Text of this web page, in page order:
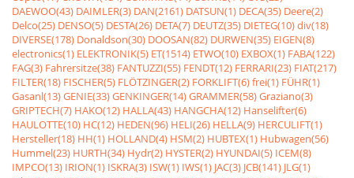
DAEWOO(43) DAIMLER(3) DAN(2161) DATSUN(1) DECA(35) Deere(2)
Delco(25) DENSO(5) DESTA(26) DETA(7) DEUTZ(35) DIETEG(10)div(18)
DIVERSE(178) Donaldson(30) DOOSAN(82) DURWEN(35) EIGEN(8)
electronics(1) ELEKTRONIK(5) ET(1514) ETWO(10) EXBOX(1) FABA(122)
FAG(3) Fahrersitze(38) FANTUZZI(55) FENDT(12) FERRARI(23) FIAT(217)
FILTER(18) FISCHER(5) FLÖTZINGER(2) FORKLIFT(6)frei(1) FÜHR(1)
Gasanl(13)GENIE(33)GENKINGER(14)GRAMMER(58)Graziano(3)
GRIPTECH(7) HAKO(12) HALLA(43) HANGCHA(12) Hanselifter(6)
HAULOTTE(10) HC(12) HEDEN(96) HELI(26) HELLA(9) HERCULIFT(1)
Hersteller(18) HH(1) HOLLAND(4) HSM(2) HUBTEX(1) Hubwagen(56)
Hummel(23) HURTH(34) Hydr(2) HYSTER(2) HYUNDAI(5) ICEM(8)
IMPCO(13) IRION(1) ISKRA(3) ISW(1) IWS(1) JAC(3) JCB(141) JLG(1)